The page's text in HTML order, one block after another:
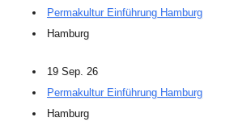
Permakultur Einführung Hamburg
Hamburg
19 Sep. 26
Permakultur Einführung Hamburg
Hamburg